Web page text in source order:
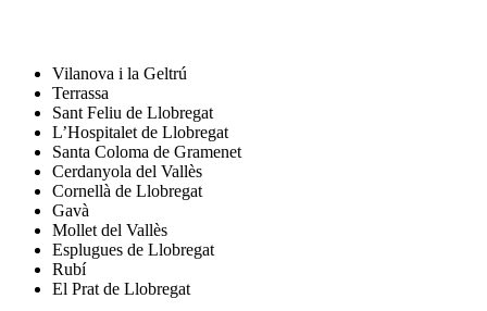
Vilanova i la Geltrú
Terrassa
Sant Feliu de Llobregat
L’Hospitalet de Llobregat
Santa Coloma de Gramenet
Cerdanyola del Vallès
Cornellà de Llobregat
Gavà
Mollet del Vallès
Esplugues de Llobregat
Rubí
El Prat de Llobregat